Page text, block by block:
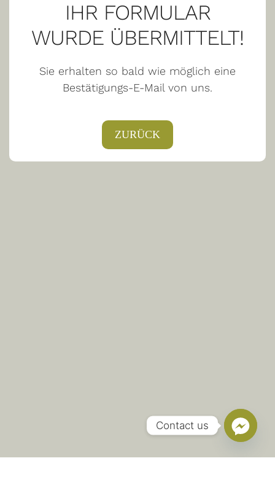
IHR FORMULAR
WURDE ÜBERMITTELT!
Sie erhalten so bald wie möglich eine
Bestätigungs-E-Mail von uns.
ZURÜCK
Contact us